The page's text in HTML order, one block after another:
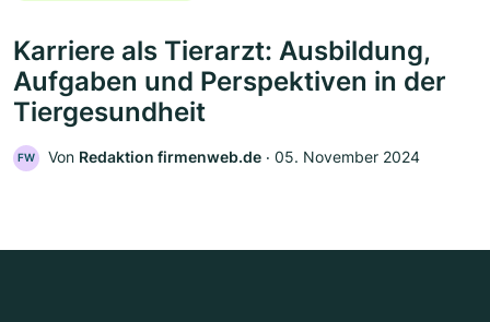
Karriere als Tierarzt: Ausbildung,
Aufgaben und Perspektiven in der
Tiergesundheit
FW Von Redaktion firmenweb.de ‧ 05. November 2024